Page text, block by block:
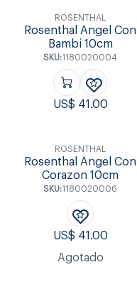
ROSENTHAL
Rosenthal Angel Con
Bambi 10cm
SKU:1180020004
US$ 41.00
ROSENTHAL
Rosenthal Angel Con
Corazon 10cm
SKU:1180020006
US$ 41.00
Agotado